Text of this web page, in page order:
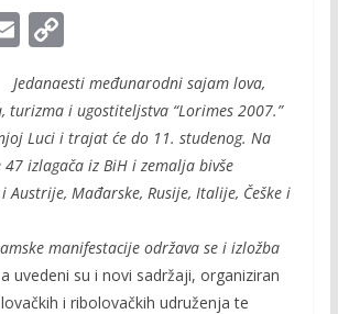
E
m
ai
l
C
o
p
y
Li
n
k
Jedanaesti međunarodni sajam lova,
turizma i ugostiteljstva “Lorimes 2007.”
Luci i trajat će do 11. studenog. Na
47 izlagača iz BiH i zemalja bivše
Austrije, Mađarske, Rusije, Italije, Češke i
manifestacije održava se i izložba
a uvedeni su i novi sadržaji, organiziran
čkih i ribolovačkih udruženja te